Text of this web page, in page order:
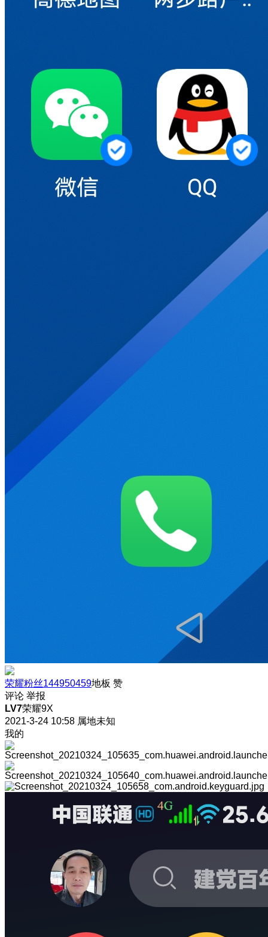
荣耀粉丝144950459地板 赞
评论 举报
LV7荣耀9X
2021-3-24 10:58 属地未知
我的